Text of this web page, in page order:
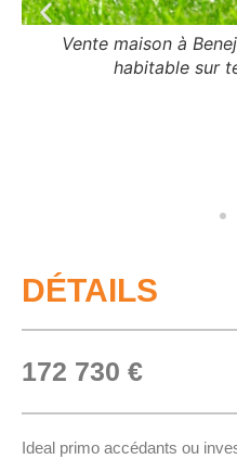
Vente maison à
habitable sur
DÉTAILS
172 730 €
Ideal primo accédants ou